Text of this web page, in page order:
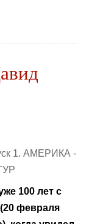
1. АМЕРИКА -
100 лет с
февраля